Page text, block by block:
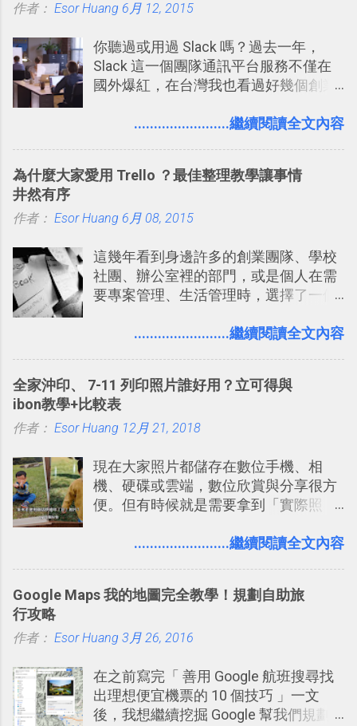
作者： Esor Huang 6月 12, 2015
你聽過或用過 Slack 嗎？過去一年，
Slack 這一個團隊通訊平台服務不僅在
國外爆紅，在台灣我也看過好幾個創業
理，到底 Slack 有什麼魅力？它是不是
有機會在一個專案合作中使用了 Slack
點： 1. 「 很有趣 」： Slack 裡擁有跟
聊天打屁、傳送有趣影音圖文的功能。
2. 「 有效率 」：但是 Slack 的頻道、群
組機制讓茶水間的聊天，不會干擾工作
事可以從聊天中記錄重點。 3. 「 有彈性
的軟體則讓同事可以在任何地方和公司
保持聯繫。 如果你需要中文版的同類平
台，可以參考： JANDI 高效率團隊通訊
戶 。 2017/3 新增 ： Sortd for Slack：
改造 Slack 討論串介面變成專案任務排
程看板
........................繼續閱讀全文內容
為什麼大家愛用 Trello ？最佳整理教學讓事情
井然有序
作者： Esor Huang 6月 08, 2015
這幾年看到身邊許多的創業團隊、學校
社團、辦公室裡的部門，或是個人在需
要專案管理、生活管理時，選擇了一個
一個什麼樣的管理工具，讓這麼多人都
念」的管理教學文章： 把 Evernote 當
作 Trello！ Kanbanote 筆記看板管理法
Google Drive 變身 Trello ！幫雲端硬碟
著 Trello ，卻還沒有在電腦玩物上寫過
一篇完整的介紹！雖然錯過了幾年前第
一時間推薦 Trello 的時機，但在這段時
澱自己的使用方法，歸納出「 為什麼值
學。 2015/6/13 新增： 免費專案管理軟
2016 年新增 ： 如何將 Trello 切換到繁
2016/7/7 新增 ： 如何活用 Trello 記
帳？我的理財計畫心得與看板範本
2016/7/13 新增： 如何將網頁資料快速
........................繼續閱讀全文內容
全家沖印、 7-11 列印照片誰好用？立可得與
ibon教學+比較表
作者： Esor Huang 12月 21, 2018
現在大家照片都儲存在數位手機、相
機、硬碟或雲端，數位欣賞與分享很方
便。但有時候就是需要拿到「實際照
要製作家庭相框 用照片來當小禮物 把照
片？而且最好能不花時間、立即拿到、
（或是沒有好的印表機），又不想跑照
提供了印照片的服務 ，而且價格不貴，
可以立即拿到，操作流程也十分簡單。
之前我在電腦玩物分享過：「 不需買印
........................繼續閱讀全文內容
Google Maps 我的地圖完全教學！規劃自助旅
行攻略
作者： Esor Huang 3月 26, 2016
在之前寫完「 善用 Google 航班搜尋找
出理想便宜機票的 10 個技巧 」一文
後，我想繼續挖掘 Google 幫我們規劃